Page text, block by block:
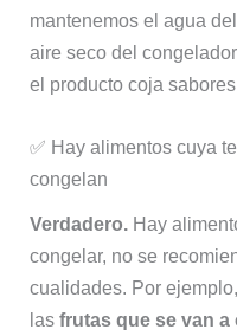
mantenemos el agua
aire seco del
el producto coja
✅ Hay alimentos cuya
congelan
Verdadero. Hay
congelar, no se
cualidades. Por
lasfrutas que se van